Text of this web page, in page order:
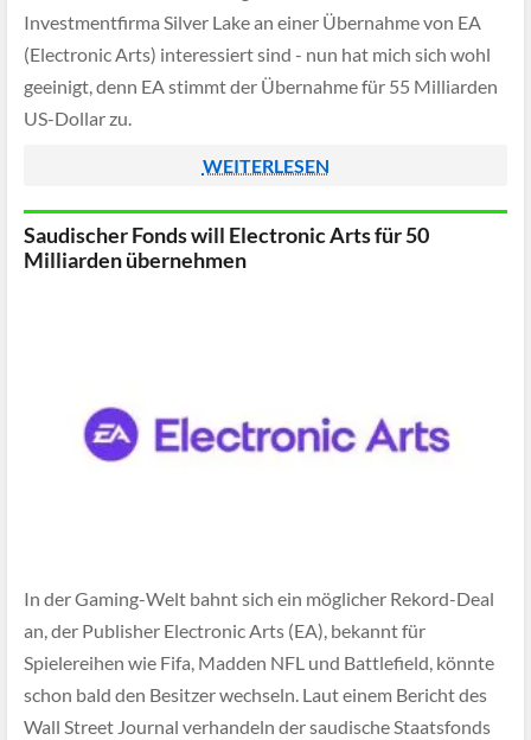
Investmentfirma Silver Lake an einer Übernahme von EA
(Electronic Arts) interessiert sind - nun hat mich sich wohl
geeinigt, denn EA stimmt der Übernahme für 55 Milliarden
US-Dollar zu.
WEITERLESEN
Saudischer Fonds will Electronic Arts für 50
Milliarden übernehmen
In der Gaming-Welt bahnt sich ein möglicher Rekord-Deal
an, der Publisher Electronic Arts (EA), bekannt für
Spielereihen wie Fifa, Madden NFL und Battlefield, könnte
schon bald den Besitzer wechseln. Laut einem Bericht des
Wall Street Journal verhandeln der saudische Staatsfonds